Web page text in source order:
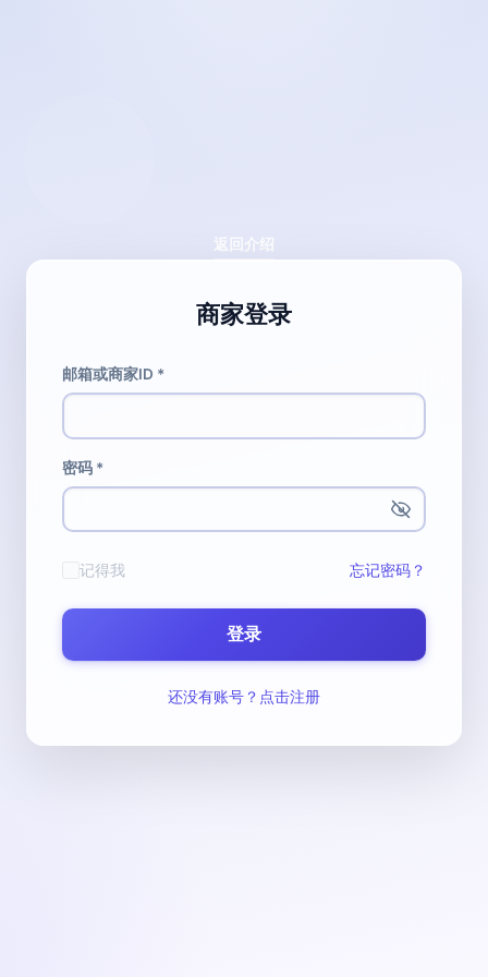
返回介绍
商家登录
邮箱或商家ID *
密码 *
记得我 忘记密码？
登录
还没有账号？点击注册